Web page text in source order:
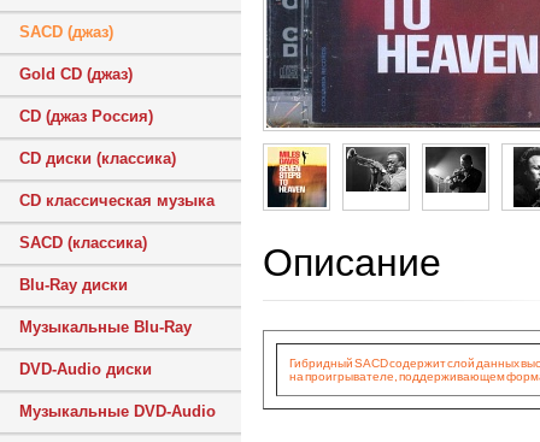
SACD (джаз)
Gold CD (джаз)
CD (джаз Россия)
CD диски (классика)
CD классическая музыка
SACD (классика)
Blu-Ray диски
Музыкальные Blu-Ray
DVD-Audio диски
Музыкальные DVD-Audio
Описание
Гибридный SACD содержит слой данных
на проигрывателе, поддерживающем